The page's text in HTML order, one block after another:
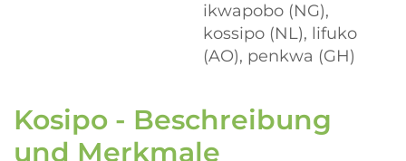
ikwapobo (NG),
kossipo (NL), lifuko
(AO), penkwa (GH)
Kosipo - Beschreibung
und Merkmale